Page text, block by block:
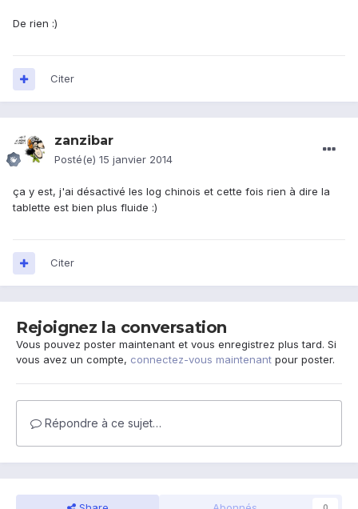
De rien :)
Citer
zanzibar
Posté(e) 15 janvier 2014
ça y est, j'ai désactivé les log chinois et cette fois rien à dire la
tablette est bien plus fluide :)
Citer
Rejoignez la conversation
Vous pouvez poster maintenant et vous enregistrez plus tard. Si
vous avez un compte, connectez-vous maintenant pour poster.
Répondre à ce sujet…